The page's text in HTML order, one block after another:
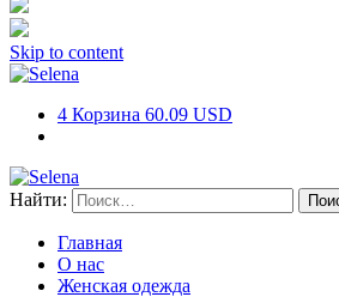
Skip to content
4 Корзина 60.09 USD
Найти:
Главная
О нас
Женская одежда